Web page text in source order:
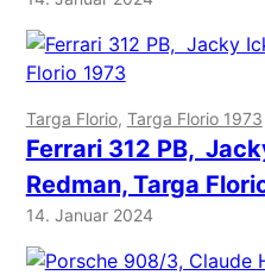
Targa Florio, Targa Florio 1973
Ferrari 312 PB,
Redman, Targa
14. Januar 2024